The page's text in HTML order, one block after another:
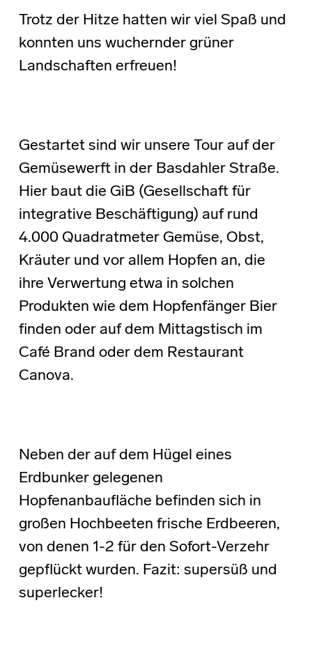
Trotz der Hitze hatten wir viel Spaß und
konnten uns wuchernder grüner
Landschaften erfreuen!
Gestartet sind wir unsere Tour auf der
Gemüsewerft in der Basdahler Straße.
Hier baut die GiB (Gesellschaft für
integrative Beschäftigung) auf rund
4.000 Quadratmeter Gemüse, Obst,
Kräuter und vor allem Hopfen an, die
ihre Verwertung etwa in solchen
Produkten wie dem Hopfenfänger Bier
finden oder auf dem Mittagstisch im
Café Brand oder dem Restaurant
Canova.
Neben der auf dem Hügel eines
Erdbunker gelegenen
Hopfenanbaufläche befinden sich in
großen Hochbeeten frische Erdbeeren,
von denen 1-2 für den Sofort-Verzehr
gepflückt wurden. Fazit: supersüß und
superlecker!